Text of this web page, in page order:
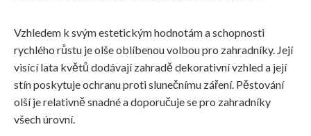
Vzhledem k svým estetickým hodnotám a schopnosti
rychlého růstu je olše oblíbenou volbou pro zahradníky. Její
visící lata květů dodávají zahradě dekorativní vzhled a její
stín poskytuje ochranu proti slunečnímu záření. Pěstování
olší je relativně snadné a doporučuje se pro zahradníky
všech úrovní.